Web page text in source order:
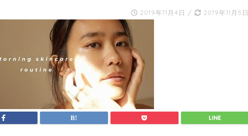
2019年11月4日 / 2019年11月5日